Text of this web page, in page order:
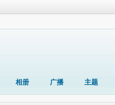
相册 广播 主题